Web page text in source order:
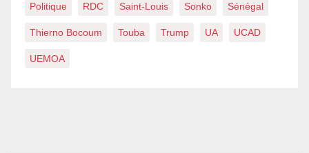
Politique RDC Saint-Louis Sonko Sénégal
Thierno Bocoum Touba Trump UA UCAD
UEMOA